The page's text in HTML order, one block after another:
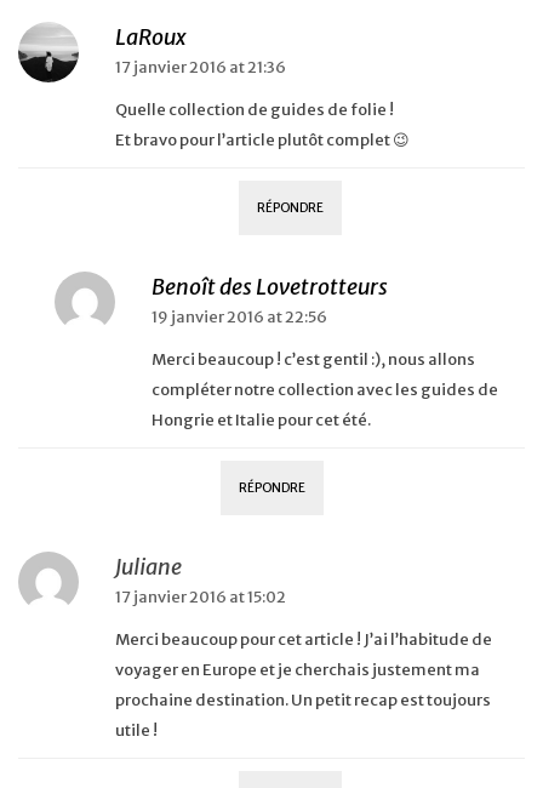
LaRoux
17 janvier 2016 at 21:36
Quelle collection de guides de folie !
Et bravo pour l’article plutôt complet 😉
RÉPONDRE
Benoît des Lovetrotteurs
19 janvier 2016 at 22:56
Merci beaucoup ! c’est gentil :), nous allons
compléter notre collection avec les guides de
Hongrie et Italie pour cet été.
RÉPONDRE
Juliane
17 janvier 2016 at 15:02
Merci beaucoup pour cet article ! J’ai l’habitude de
voyager en Europe et je cherchais justement ma
prochaine destination. Un petit recap est toujours
utile !